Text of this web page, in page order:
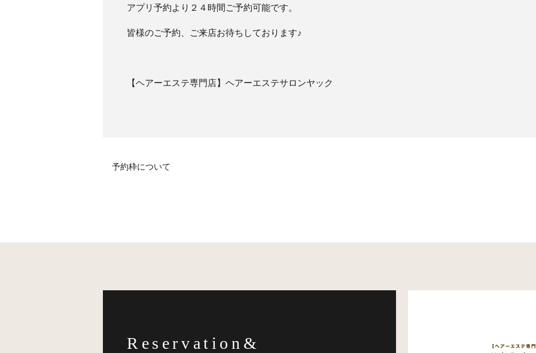
アプリ予約より２４時間ご予約可能です。
皆様のご予約、ご来店お待ちしております♪
【ヘアーエステ専門店】ヘアーエステサロンヤック
予約枠について
Reservation&